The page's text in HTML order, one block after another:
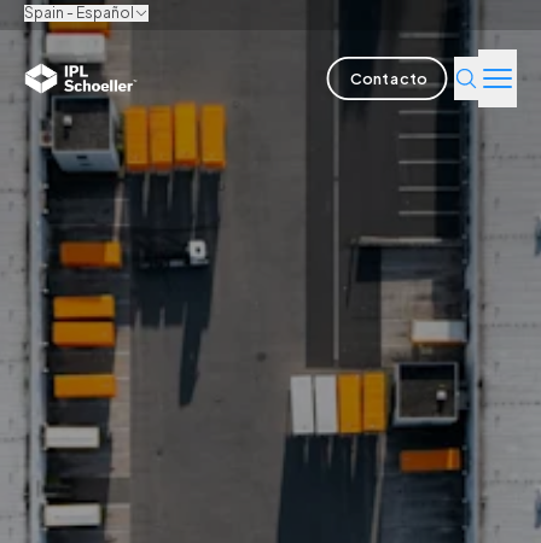
Spain - Español
Contacto
Industrias
Productos y soluciones
Innovación
Sostenibilidad
Sobre nosotros
Empleo Sedes Media center
Events
Informes de bonos